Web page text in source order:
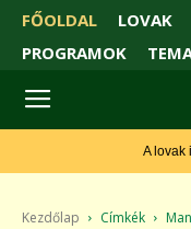
FŐOLDAL LOVAK
PROGRAMOK
A lovak
Kezdőlap Címkék